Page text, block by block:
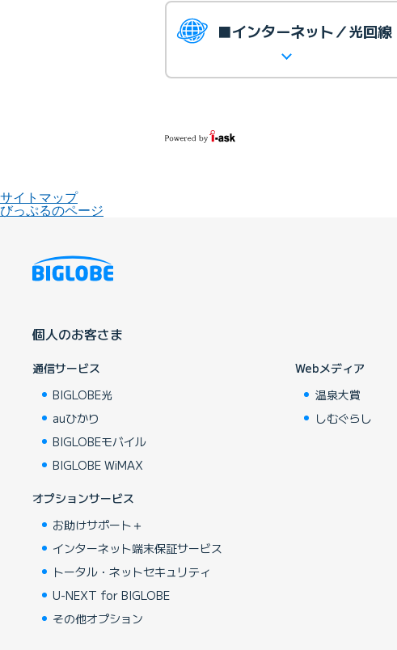
■インターネット／光回線
サイトマップ
びっぷるのページ
個人のお客さま
通信サービス
BIGLOBE光
auひかり
BIGLOBEモバイル
BIGLOBE WiMAX
オプションサービス
お助けサポート＋
インターネット端末保証サービス
トータル・ネットセキュリティ
U-NEXT for BIGLOBE
その他オプション
Webメディア
温泉大賞
しむぐらし